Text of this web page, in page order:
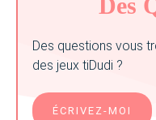
Des questions vous
des jeux tiDudi ?
ÉCRIVEZ-MOI